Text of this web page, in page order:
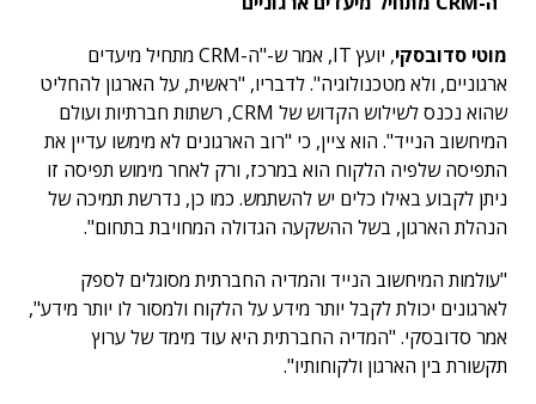
מוטי סדובסקי
, יועץ IT, אמר ש-"ה-CRM מתחיל מיעדים
ארגוניים, ולא מטכנולוגיה". לדבריו, "ראשית, על הארגון להחליט
שהוא נכנס לשילוש הקדוש של CRM, רשתות חברתיות ועולם
המיחשוב הנייד". הוא ציין, כי "רוב הארגונים לא מימשו עדיין את
התפיסה שלפיה הלקוח הוא במרכז, ורק לאחר מימוש תפיסה זו
ניתן לקבוע באילו כלים יש להשתמש. כמו כן, נדרשת תמיכה של
הנהלת הארגון, בשל ההשקעה הגדולה המחויבת בתחום".
"עולמות המיחשוב הנייד והמדיה החברתית מסוגלים לספק
לארגונים יכולת לקבל יותר מידע על הלקוח ולמסור לו יותר מידע",
אמר סדובסקי. "המדיה החברתית היא עוד מימד של ערוץ
תקשורת בין הארגון ולקוחותיו".